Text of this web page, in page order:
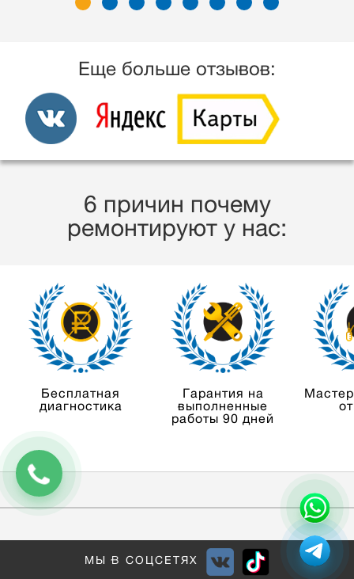
Еще больше отзывов:
6 причин почему
ремонтируют у нас:
Бесплатная
диагностика
Гарантия на
выполненные
работы 90 дней
МЫ В СОЦСЕТЯХ